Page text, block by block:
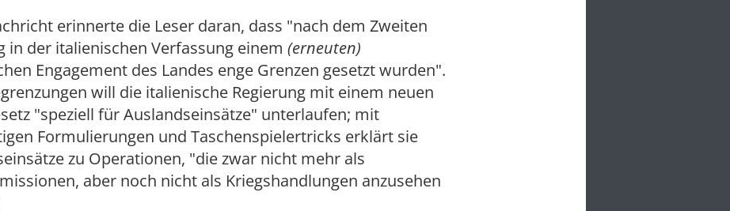
erinnerte die Leser daran, dass "nach dem Zweiten
in der italienischen Verfassung einem (erneuten)
Engagement des Landes enge Grenzen gesetzt wurden".
will die italienische Regierung mit einem neuen
"speziell für Auslandseinsätze" unterlaufen; mit
Formulierungen und Taschenspielertricks erklärt sie
zu Operationen, "die zwar nicht mehr als
aber noch nicht als Kriegshandlungen anzusehen